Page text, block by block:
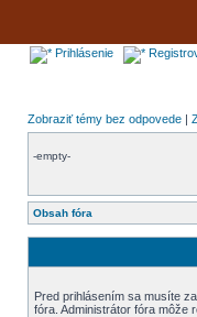
Prihlásenie
Zobraziť témy bez odpovede |
-empty-
Obsah fóra
Pred prihlásením sa musíte
fóra. Administrátor fóra môže